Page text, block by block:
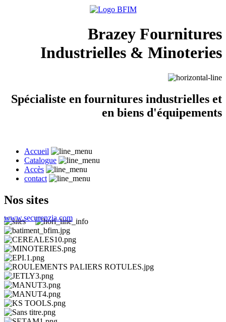
Brazey Fournitures
Industrielles & Minoteries
Spécialiste en fournitures industrielles et
en biens d'équipements
Accueil
Catalogue
Accès
contact
Nos sites
www.securenzia.com